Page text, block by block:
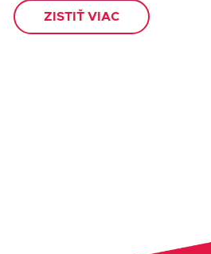
ZISTIŤ VIAC